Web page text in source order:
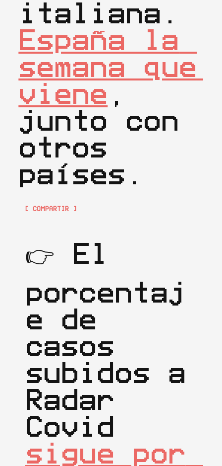
España la
semana que
viene ,
junto con
otros
países.
[ COMPARTIR ]
👉 El
porcentaj
e de
casos
subidos a
Radar
sigue por